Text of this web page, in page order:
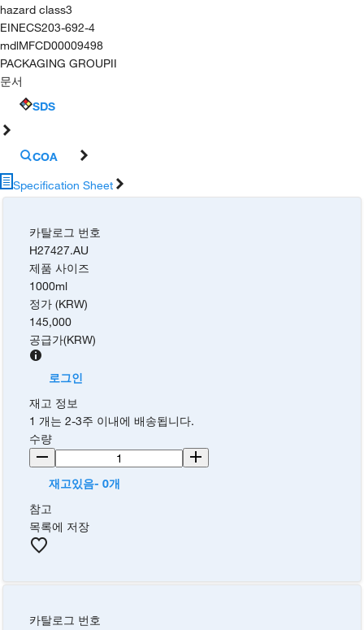
hazard class3
EINECS203-692-4
mdlMFCD00009498
PACKAGING GROUPII
문서
SDS
COA
Specification Sheet
카탈로그 번호
H27427.AU
제품 사이즈
1000ml
정가 (KRW)
145,000
공급가(KRW)
로그인
재고 정보
1 개는 2-3주 이내에 배송됩니다.
수량
재고있음- 0개
참고
목록에 저장
카탈로그 번호